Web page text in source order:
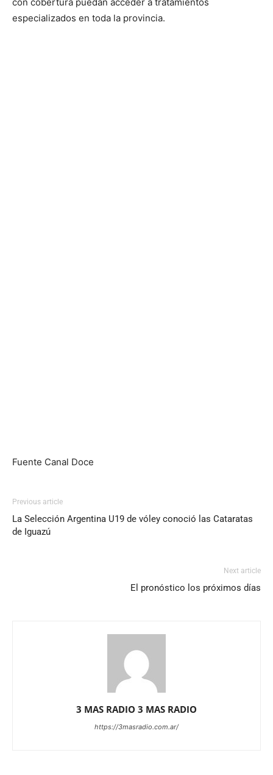
especializados en toda la provincia.
Fuente Canal Doce
Previous article
La Selección Argentina U19 de vóley conoció las Cataratas
de Iguazú
Next article
El pronóstico los próximos días
3 MAS RADIO 3 MAS RADIO
https://3masradio.com.ar/